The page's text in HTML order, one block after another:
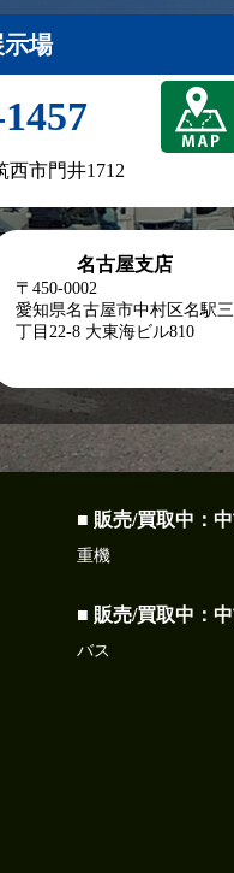
場
西市門井1712
名古屋支店
〒450-0002
愛知県名古屋市中村区名駅三
丁目22-8 大東海ビル810
■ 販売/買取中：
重機
■ 販売/買取中：
バス